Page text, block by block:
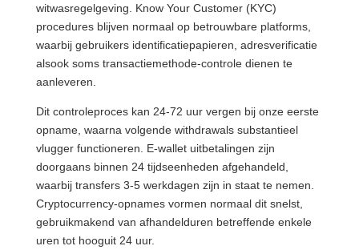
witwasregelgeving. Know Your Customer (KYC)
procedures blijven normaal op betrouwbare platforms,
waarbij gebruikers identificatiepapieren, adresverificatie
alsook soms transactiemethode-controle dienen te
aanleveren.
Dit controleproces kan 24-72 uur vergen bij onze eerste
opname, waarna volgende withdrawals substantieel
vlugger functioneren. E-wallet uitbetalingen zijn
doorgaans binnen 24 tijdseenheden afgehandeld,
waarbij transfers 3-5 werkdagen zijn in staat te nemen.
Cryptocurrency-opnames vormen normaal dit snelst,
gebruikmakend van afhandelduren betreffende enkele
uren tot hooguit 24 uur.